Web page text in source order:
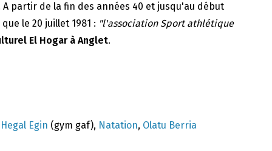
partir de la fin des années 40 et jusqu'au début
le 20 juillet 1981 : "l'association Sport athlétique
El Hogar à Anglet.
Hegal Egin (gym gaf), Natation, Olatu Berria